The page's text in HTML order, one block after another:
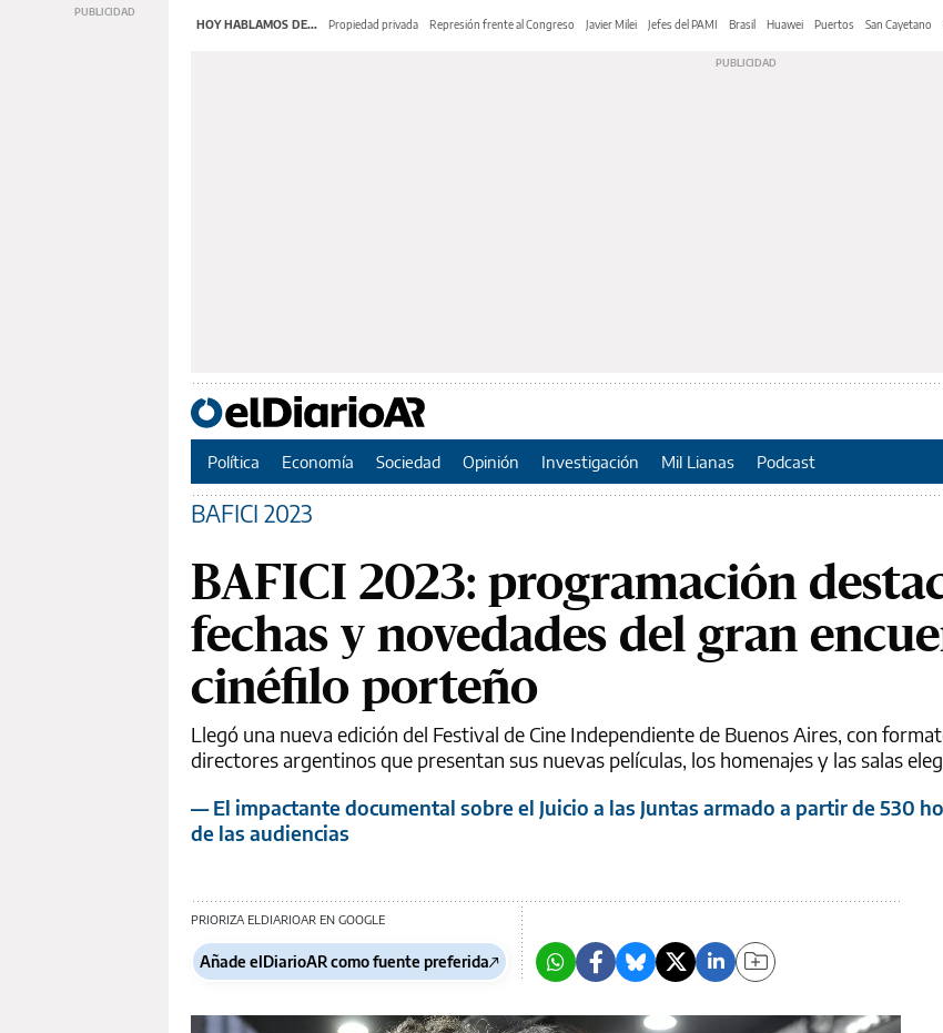
HOY HABLAMOS DE... Propiedad privada Represión frente al Congreso Javier Milei Jefes del PAMI Brasil Huawei Puertos San Cayetano
Política Economía Sociedad Opinión Investigación Mil Lianas Podcast
BAFICI 2023
BAFICI 2023: programación
fechas y novedades del gran
cinéfilo porteño
Llegó una nueva edición del Festival de Cine Independiente de Buenos Aires, con
directores argentinos que presentan sus nuevas películas, los homenajes y las salas
— El impactante documental sobre el Juicio a las Juntas armado a partir de 530
de las audiencias
PRIORIZA ELDIARIOAR EN GOOGLE
Añade elDiarioAR como fuente preferida